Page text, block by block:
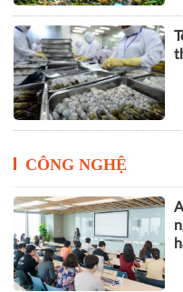
CÔNG NGHỆ